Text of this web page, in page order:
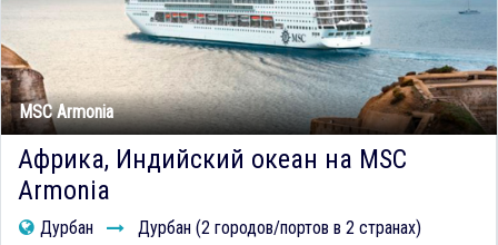
MSC Armonia
Африка, Индийский океан на MSC
Armonia
Дурбан Дурбан (2 городов/портов в 2 странах)